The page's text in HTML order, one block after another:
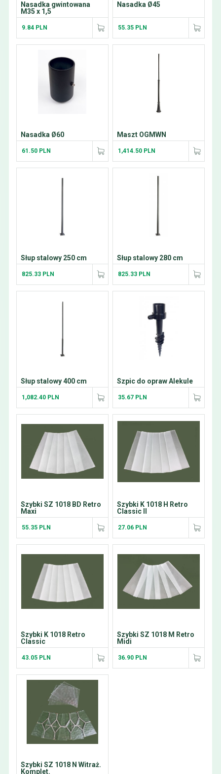
Nasadka gwintowana
M35 x 1,5
9.84 PLN
Nasadka Ø45
55.35 PLN
Nasadka Ø60
61.50 PLN
Maszt OGMWN
1,414.50 PLN
Słup stalowy 250 cm
825.33 PLN
Słup stalowy 280 cm
825.33 PLN
Słup stalowy 400 cm
1,082.40 PLN
Szpic do opraw Alekule
35.67 PLN
Szybki SZ 1018 BD Retro
Maxi
55.35 PLN
Szybki K 1018 H Retro
Classic II
27.06 PLN
Szybki K 1018 Retro
Classic
43.05 PLN
Szybki SZ 1018 M Retro
Midi
36.90 PLN
Szybki SZ 1018 N Witraż.
Komplet.